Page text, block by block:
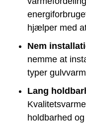
hjælper med
Nem
nemme at
typer
Lang
holdbarhed